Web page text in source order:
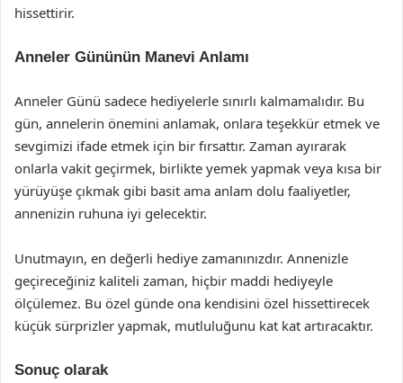
hissettirir.
Anneler Gününün Manevi Anlamı
Anneler Günü sadece hediyelerle sınırlı kalmamalıdır. Bu
gün, annelerin önemini anlamak, onlara teşekkür etmek ve
sevgimizi ifade etmek için bir fırsattır. Zaman ayırarak
onlarla vakit geçirmek, birlikte yemek yapmak veya kısa bir
yürüyüşe çıkmak gibi basit ama anlam dolu faaliyetler,
annenizin ruhuna iyi gelecektir.
Unutmayın, en değerli hediye zamanınızdır. Annenizle
geçireceğiniz kaliteli zaman, hiçbir maddi hediyeyle
ölçülemez. Bu özel günde ona kendisini özel hissettirecek
küçük sürprizler yapmak, mutluluğunu kat kat artıracaktır.
Sonuç olarak